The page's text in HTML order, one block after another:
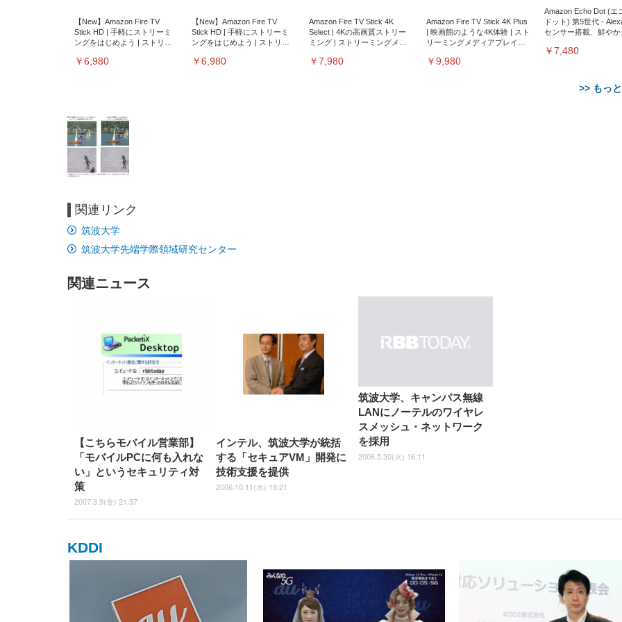
【New】Amazon Fire TV
Stick HD | 手軽にストリーミ
ングをはじめよう | ストリー
￥6,980
【New】Amazon Fire TV
Stick HD | 手軽にストリーミ
ングをはじめよう | ストリー
￥6,980
Amazon Fire TV Stick 4K
Select | 4Kの高画質ストリー
ミング | ストリーミングメデ
￥7,980
Amazon Fire TV Stick 4K Plus
| 映画館のような4K体験 | スト
リーミングメディアプレイヤ
￥9,980
Amazon Echo Dot (エ
ドット) 第5世代 -
センサー搭載、鮮やか
￥7,480
>> もっ
[EdoErgo] オフィスチェア 椅
子 テレワーク 疲れない 跳ね
上げ式アームレスト コンパク
ト 約105度ロッキング pc 事務
ナイロン樹脂ベース 通気性メ
ッシュ 在宅ワーク H-
ア 人間工学 疲れない ブラッ
ク
ョン PCチェア 通気性メッシ
ン PCチェア 通気性メッシュ
EIZO ビジネス向けプレミア
ムモニター | FlexScan
UHD・USB Type-C・ホワイ
￥105,595
UHD・USB Type-C・ホワイ
￥109,572
Amazonベーシック ペットシ
ーツ 薄型 レギュラー 1回使い
捨て 無香料 ホワイト 300枚
枚) ホワイト(吸収面:ライトブ
ルー)
関連リンク
筑波大学
筑波大学先端学際領域研究センター
関連ニュース
【こちらモバイル営業部】
「モバイルPCに何も入れな
い」というセキュリティ対
策
2007.3.9(金) 21:37
インテル、筑波大学が統括
する「セキュアVM」開発に
技術支援を提供
2006.10.11(水) 18:21
筑波大学、キャンパス無線
LANにノーテルのワイヤレ
スメッシュ・ネットワーク
を採用
2006.5.30(火) 16:11
KDDI